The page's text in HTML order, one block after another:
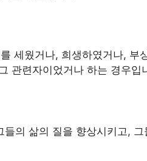
세웠거나, 희생하였거나, 부
관련자이었거나 하는 경우입
의 삶의 질을 향상시키고,